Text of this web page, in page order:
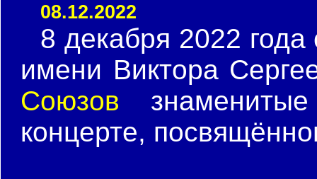
08.12.2022
8 декабря 2022
имени Виктора
Союзов
концерте,